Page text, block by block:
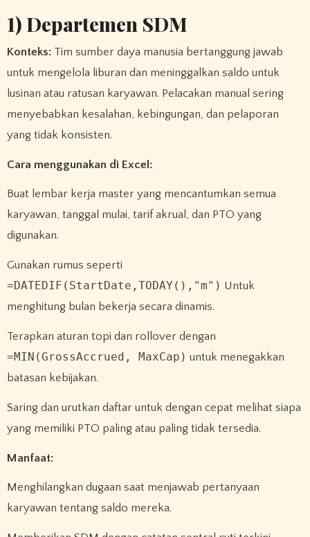
1) Departemen SDM
Konteks: Tim sumber daya manusia bertanggung jawab
untuk mengelola liburan dan meninggalkan saldo untuk
lusinan atau ratusan karyawan. Pelacakan manual sering
menyebabkan kesalahan, kebingungan, dan pelaporan
yang tidak konsisten.
Cara menggunakan di Excel:
Buat lembar kerja master yang mencantumkan semua
karyawan, tanggal mulai, tarif akrual, dan PTO yang
digunakan.
Gunakan rumus seperti
=DATEDIF(StartDate,TODAY(),"m") Untuk
menghitung bulan bekerja secara dinamis.
Terapkan aturan topi dan rollover dengan
=MIN(GrossAccrued, MaxCap) untuk menegakkan
batasan kebijakan.
Saring dan urutkan daftar untuk dengan cepat melihat siapa
yang memiliki PTO paling atau paling tidak tersedia.
Manfaat:
Menghilangkan dugaan saat menjawab pertanyaan
karyawan tentang saldo mereka.